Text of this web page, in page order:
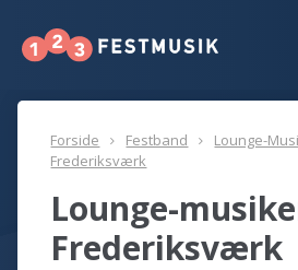
Forside Festband
Lounge-
Frederiksværk
Lounge-
Frederiksværk